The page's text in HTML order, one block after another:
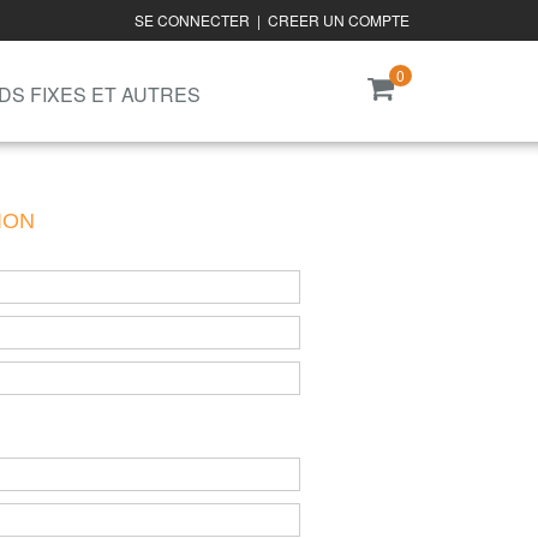
SE CONNECTER | CREER UN COMPTE
0
FIXES ET AUTRES